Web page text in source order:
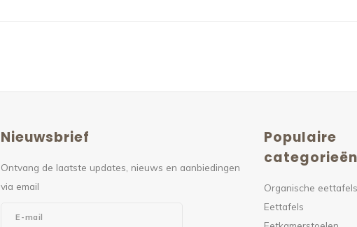
Nieuwsbrief
Ontvang de laatste updates, nieuws en aanbiedingen
via email
Populaire
categorieën
Organische eettafels
Eettafels